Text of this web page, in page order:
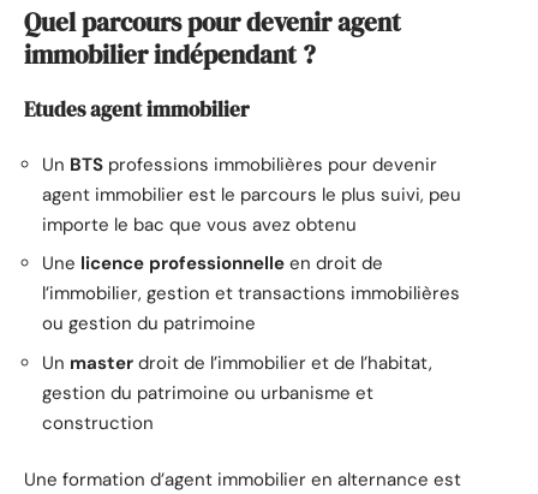
Quel parcours pour devenir agent
immobilier indépendant ?
Etudes agent immobilier
Un BTS professions immobilières pour devenir
agent immobilier est le parcours le plus suivi, peu
importe le bac que vous avez obtenu
Une licence professionnelle en droit de
l’immobilier, gestion et transactions immobilières
ou gestion du patrimoine
Un master droit de l’immobilier et de l’habitat,
gestion du patrimoine ou urbanisme et
construction
Une formation d’agent immobilier en alternance est